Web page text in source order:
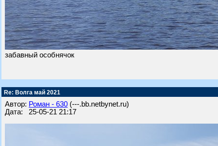
забавный особнячок
Re: Волга май 2021
Автор: Роман - 630 (---.bb.netbynet.ru)
Дата: 25-05-21 21:17